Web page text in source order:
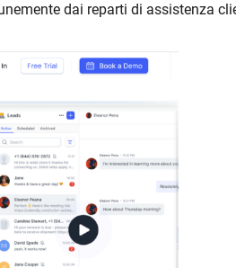
dai reparti di assistenza